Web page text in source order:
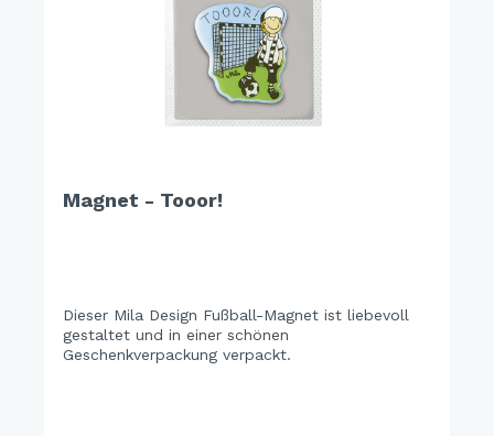
Magnet - Tooor!
Dieser Mila Design Fußball-Magnet ist liebevoll
gestaltet und in einer schönen
Geschenkverpackung verpackt.